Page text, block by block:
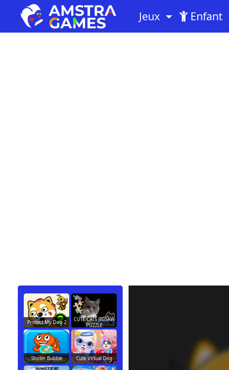
Jeux Enfant
Protect My Dog 2
CUTE CATS JIGSAW
PUZZLE
Shoter Bubble Cute Virtual Dog